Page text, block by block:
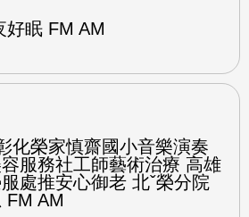
好眠 FM AM
化榮家慎齋國小音樂演奏
服務社工師藝術治療 高雄
處推安心御老 北ˇ榮分院
FM AM